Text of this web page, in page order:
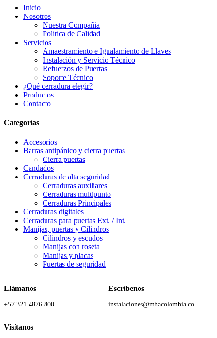
Inicio
Nosotros
Nuestra Compañia
Politica de Calidad
Servicios
Amaestramiento e Igualamiento de Llaves
Instalación y Servicio Técnico
Refuerzos de Puertas
Soporte Técnico
¿Qué cerradura elegir?
Productos
Contacto
Categorías
Accesorios
Barras antipánico y cierra puertas
Cierra puertas
Candados
Cerraduras de alta seguridad
Cerraduras auxiliares
Cerraduras multipunto
Cerraduras Principales
Cerraduras digitales
Cerraduras para puertas Ext. / Int.
Manijas, puertas y Cilindros
Cilindros y escudos
Manijas con roseta
Manijas y placas
Puertas de seguridad
Llámanos
+57 321 4876 800
Escríbenos
instalaciones@mhacolombia.co
Visítanos